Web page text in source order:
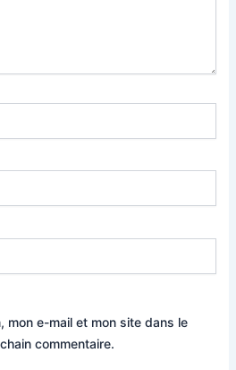
mon e-mail et mon site dans le
commentaire.